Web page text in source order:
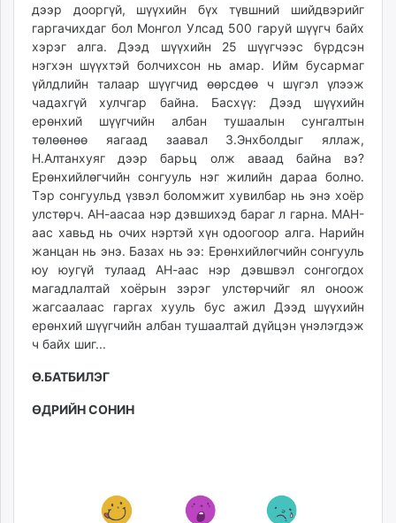
дээр дооргүй, шүүхийн бүх түвшний шийдвэрийг
гаргачихдаг бол Монгол Улсад 500 гаруй шүүгч байх
хэрэг алга. Дээд шүүхийн 25 шүүгчээс бүрдсэн
нэгхэн шүүхтэй болчихсон нь амар. Ийм бусармаг
үйлдлийн талаар шүүгчид өөрсдөө ч шүгэл үлээж
чадахгүй хулчгар байна. Басхүү: Дээд шүүхийн
ерөнхий шүүгчийн албан тушаалын сунгалтын
төлөөнөө яагаад заавал З.Энхболдыг яллаж,
Н.Алтанхуяг дээр барьц олж аваад байна вэ?
Ерөнхийлөгчийн сонгууль нэг жилийн дараа болно.
Тэр сонгуульд үзвэл боломжит хувилбар нь энэ хоёр
улстөрч. АН-аасаа нэр дэвшихэд бараг л гарна. МАН-
аас хавьд нь очих нэртэй хүн одоогоор алга. Нарийн
жанцан нь энэ. Базах нь ээ: Ерөнхийлөгчийн сонгууль
юу юугүй тулаад АН-аас нэр дэвшвэл сонгогдох
магадлалтай хоёрын зэрэг улстөрчийг ял оноож
жагсаалаас гаргах хууль бус ажил Дээд шүүхийн
ерөнхий шүүгчийн албан тушаалтай дүйцэн үнэлэгдэж
ч байх шиг...
Ө.БАТБИЛЭГ
ӨДРИЙН СОНИН